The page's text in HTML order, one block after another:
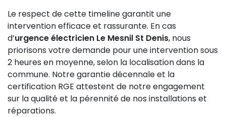
Le respect de cette timeline garantit une
intervention efficace et rassurante. En cas
d’urgence électricien Le Mesnil St Denis, nous
priorisons votre demande pour une intervention sous
2 heures en moyenne, selon la localisation dans la
commune. Notre garantie décennale et la
certification RGE attestent de notre engagement
sur la qualité et la pérennité de nos installations et
réparations.